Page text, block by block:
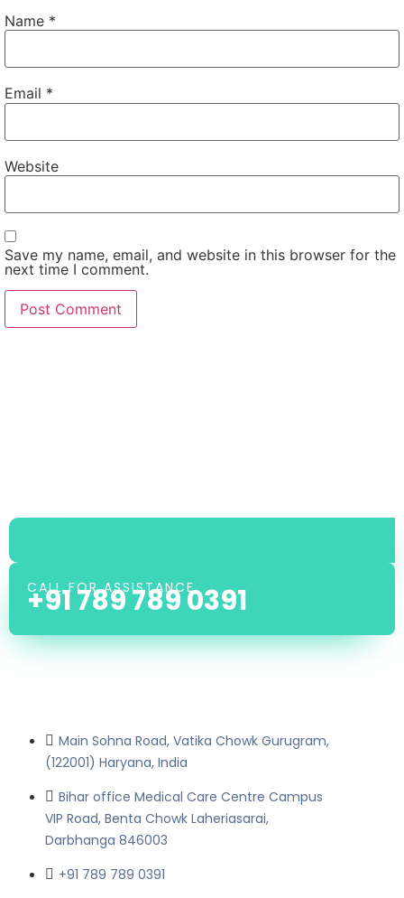
Name *
Email *
Website
Save my name, email, and website in this browser for the
next time I comment.
CALL FOR ASSISTANCE
+91 789 789 0391
Main Sohna Road, Vatika Chowk Gurugram,
(122001) Haryana, India
Bihar office Medical Care Centre Campus
VIP Road, Benta Chowk Laheriasarai,
Darbhanga 846003
+91 789 789 0391